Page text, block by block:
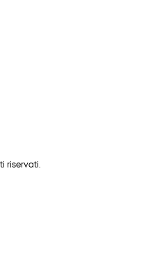
riservati.